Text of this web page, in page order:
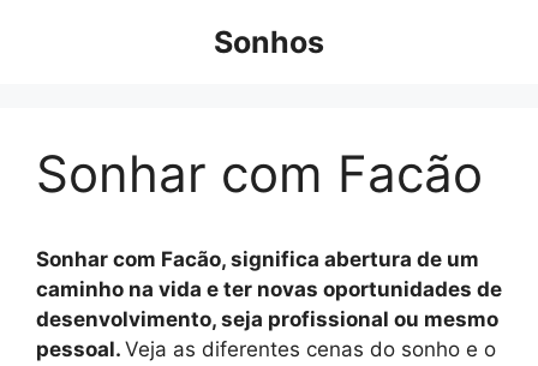
Sonhos
Sonhar com Facão
Sonhar com Facão, significa abertura de um
caminho na vida e ter novas oportunidades de
desenvolvimento, seja profissional ou mesmo
pessoal. Veja as diferentes cenas do sonho e o